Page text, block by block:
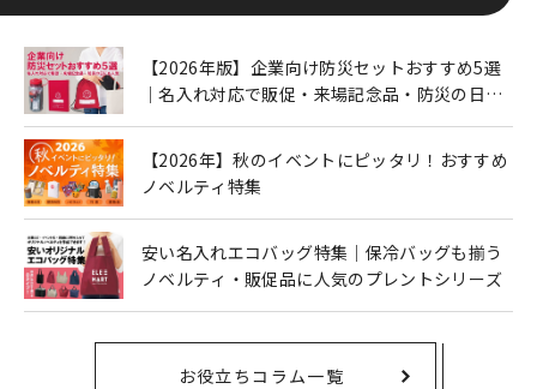
【2026年版】企業向け防災セットおすすめ5選
｜名入れ対応で販促・来場記念品・防災の日に
【2026年】秋のイベントにピッタリ！おすすめ
ノベルティ特集
安い名入れエコバッグ特集｜保冷バッグも揃う
ノベルティ・販促品に人気のプレントシリーズ
お役立ちコラム一覧